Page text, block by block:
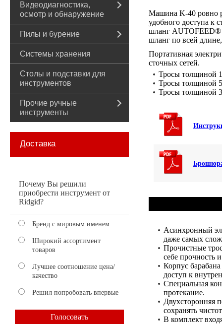
Видеодиагностика,
осмотр и обнаружение
Пилы и бурение
Системы хранения
Столы и подставки для
инструментов
Прочие ручные
инструменты
Доставка
Почему Вы решили
приобрести инструмент от
Ridgid?
Бренд с мировым именем
Широкий ассортимент
товаров
Лучшее соотношение цена/
качество
Решил попробовать впервые
Машина K-40 ровно
удобного доступа к
шланг AUTOFEED®
шланг по всей
Портативная
сточных сетей.
Тросы толщиной
Тросы толщиной
Тросы толщиной
Асинхронный
даже самых
Прочистные
себе прочность
Корпус
доступ к
Специальная
протекание.
Двухсторонняя
сохранять
В комплект